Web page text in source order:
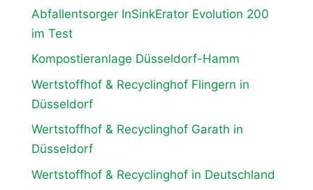
Abfallentsorger InSinkErator Evolution 200
im Test
Kompostieranlage Düsseldorf-Hamm
Wertstoffhof & Recyclinghof Flingern in
Düsseldorf
Wertstoffhof & Recyclinghof Garath in
Düsseldorf
Wertstoffhof & Recyclinghof in Deutschland